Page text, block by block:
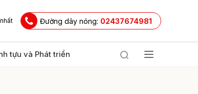
Đường dây nóng: 02437674981
tựu và Phát triển